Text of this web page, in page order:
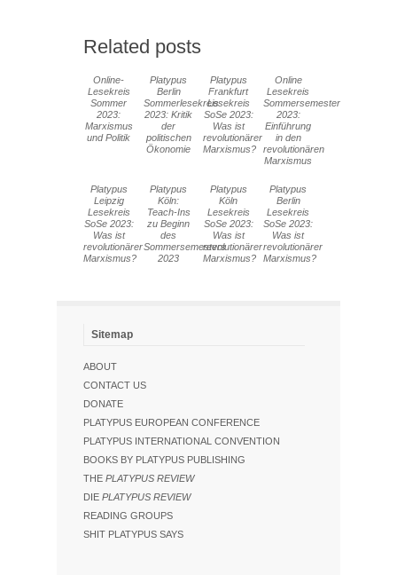
Related posts
Online-
Lesekreis
Sommer
2023:
Marxismus
und Politik
Platypus
Berlin
Sommerlesekreis
2023: Kritik
der
politischen
Ökonomie
Platypus
Frankfurt
Lesekreis
SoSe 2023:
Was ist
revolutionärer
Marxismus?
Online
Lesekreis
Sommersemester
2023:
Einführung
in den
revolutionären
Marxismus
Platypus
Leipzig
Lesekreis
SoSe 2023:
Was ist
revolutionärer
Marxismus?
Platypus
Köln:
Teach-Ins
zu Beginn
des
Sommersemesters
2023
Platypus
Köln
Lesekreis
SoSe 2023:
Was ist
revolutionärer
Marxismus?
Platypus
Berlin
Lesekreis
SoSe 2023:
Was ist
revolutionärer
Marxismus?
Sitemap
ABOUT
CONTACT US
DONATE
PLATYPUS EUROPEAN CONFERENCE
PLATYPUS INTERNATIONAL CONVENTION
BOOKS BY PLATYPUS PUBLISHING
THE PLATYPUS REVIEW
DIE PLATYPUS REVIEW
READING GROUPS
SHIT PLATYPUS SAYS